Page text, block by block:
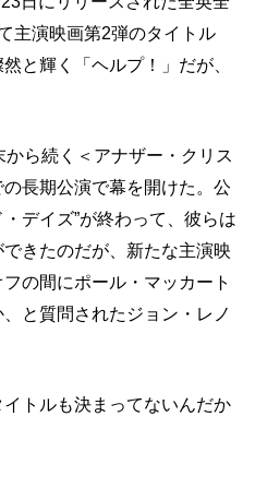
主演映画第2弾のタイトル
と輝く「ヘルプ！」だが、
ら続く＜アナザー・クリス
長期公演で幕を開けた。公
デイズ”が終わって、彼らは
きたのだが、新たな主演映
の間にポール・マッカート
と質問されたジョン・レノ
イトルも決まってないんだか